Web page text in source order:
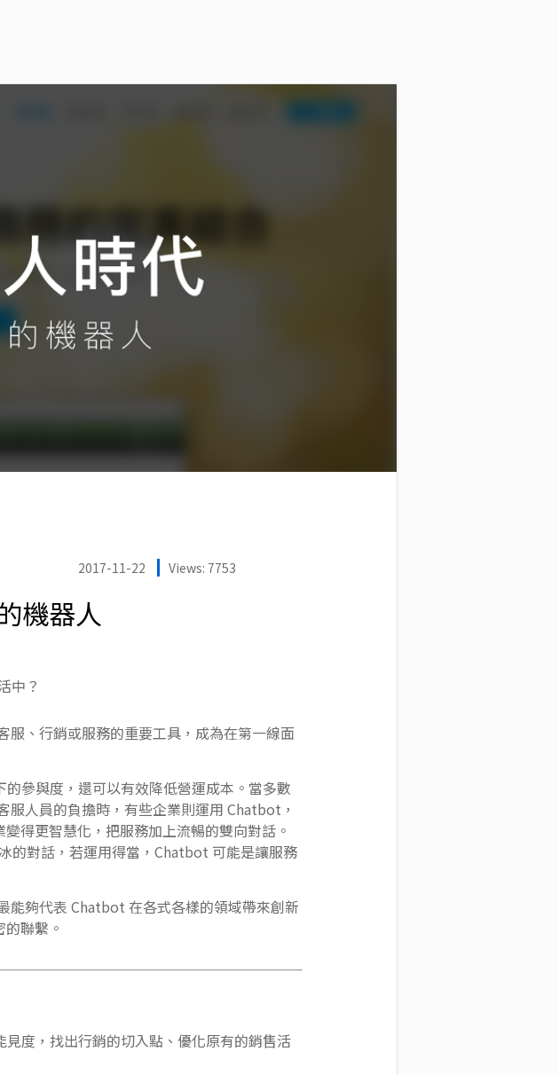
2017-11-22 Views: 7753
機器人
中？
、行銷或服務的重要工具，成為在第一線面
參與度，還可以有效降低營運成本。當多數
人員的負擔時，有些企業則運用 Chatbot，
得更智慧化，把服務加上流暢的雙向對話。
的對話，若運用得當，Chatbot 可能是讓服務
能夠代表 Chatbot 在各式各樣的領域帶來創新
聯繫。
度，找出行銷的切入點、優化原有的銷售活